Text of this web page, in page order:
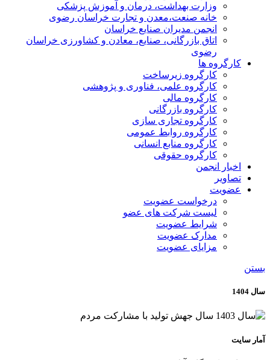
وزارت بهداشت، درمان و آموزش پزشکی
خانه صنعت،معدن و تجارت خراسان رضوی
انجمن مدیران صنایع خراسان
اتاق بازرگانی، صنایع، معادن و کشاورزی خراسان
رضوی
کارگروه ها
کارگروه زیرساخت
کارگروه علمی، فناوری و پژوهشی
کارگروه مالی
کارگروه بازرگانی
کارگروه تجاری سازی
کارگروه روابط عمومی
کارگروه منابع انسانی
کارگروه حقوقی
اخبار انجمن
تصاویر
عضویت
درخواست عضویت
لیست شرکت های عضو
شرایط عضویت
مدارک عضویت
مزایای عضویت
بستن
سال 1404
آمار سایت